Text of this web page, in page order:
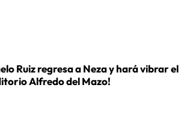
Ruiz regresa a Neza y hará vibrar el
Alfredo del Mazo!